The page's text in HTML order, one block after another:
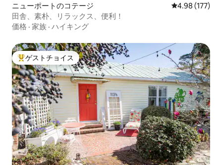
ニューポートのコテージ レビュー177
4.98 (177)
田舎、素朴、リラックス、便利！
価格 · 家族 · ハイキング
大好評のゲストチョイスです。
ゲストチョイス